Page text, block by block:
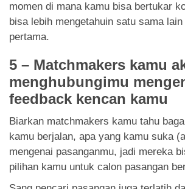
momen di mana kamu bisa bertukar
bisa lebih mengetahuin satu sama
pertama.
5 – Matchmakers kamu
menghubungimu
feedback kencan kamu
Biarkan matchmakers kamu tahu
kamu berjalan, apa yang kamu suka
mengenai pasanganmu, jadi mereka
pilihan kamu untuk calon pasangan